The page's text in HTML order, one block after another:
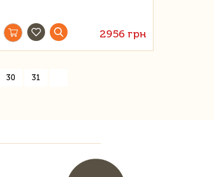
2956 грн
30 31